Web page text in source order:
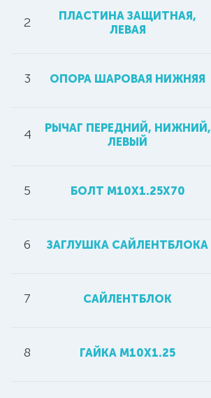
2
ПЛАСТИНА ЗАЩИТНАЯ,
ЛЕВАЯ
3 ОПОРА ШАРОВАЯ НИЖНЯЯ
4
РЫЧАГ ПЕРЕДНИЙ, НИЖНИЙ,
ЛЕВЫЙ
5 БОЛТ M10X1.25X70
6 ЗАГЛУШКА САЙЛЕНТБЛОКА
7 САЙЛЕНТБЛОК
8 ГАЙКА M10X1.25